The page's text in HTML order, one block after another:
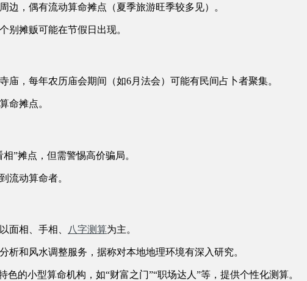
，偶有流动算命摊点（夏季旅游旺季较多见）。
别摊贩可能在节假日出现。
，每年农历庙会期间（如6月法会）可能有民间占卜者聚集。
命摊点。
”摊点，但需警惕高价骗局。
流动算命者。
面相、手相、 八字测算为主。
和风水调整服务，据称对本地地理环境有深入研究。
的小型算命机构，如“财富之门”“职场达人”等，提供个性化测算。